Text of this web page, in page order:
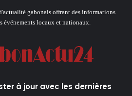
gabonais offrant des informations
événements locaux et nationaux.
à jour avec les dernières